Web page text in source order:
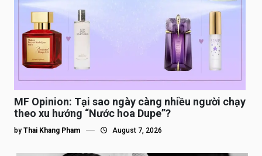
MF Opinion: Tại sao ngày càng nhiều người chạy
theo xu hướng “Nước hoa Dupe”?
by Thai Khang Pham August 7, 2026